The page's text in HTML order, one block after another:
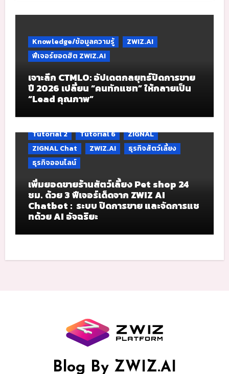
Knowledge/ข้อมูลความรู้
ZWIZ.AI
ฟีเจอร์ยอดฮิต ZWIZ.AI
เจาะลึก CTMLO: อัปเดตกลยุทธ์ปิดการขาย
ปี 2026 เปลี่ยน “คนทักแชท” ให้กลายเป็น
“Lead คุณภาพ”
Tutorial 2 Tutorial 6
ZIGNAL
ZIGNAL Chat
ZWIZ.AI
ธุรกิจสัตว์เลี้ยง
ธุรกิจออนไลน์
เพิ่มยอดขายร้านสัตว์เลี้ยง Pet shop 24
ชม. ด้วย 3 ฟีเจอร์เด็ดจาก ZWIZ AI
Chatbot : ระบบ ปิดการขาย และจัดการแช
ทด้วย AI อัจฉริยะ
Blog By ZWIZ.AI